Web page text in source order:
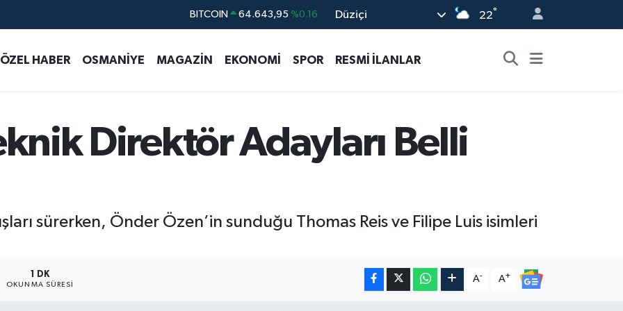
BİST100 13.799
Düziçi 22°
ÖZEL HABER OSMANİYE MAGAZİN EKONOMİ SPOR RESMİ İLANLAR
Direktör Adayları Belli
sürerken, Önder Özen’in sunduğu Thomas Reis ve Filipe Luis isimleri
1 DK
OKUNMA SÜRESI
A- A+